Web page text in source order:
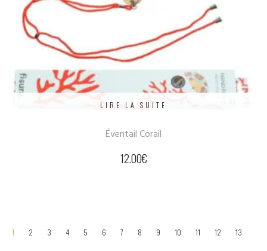
LIRE LA SUITE
Éventail Corail
12.00€
1 2 3 4 5 6 7 8 9 10 11 12 13